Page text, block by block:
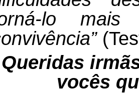
lo
Queridas
vocês